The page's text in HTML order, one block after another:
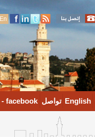
En
English تواصل facebook -